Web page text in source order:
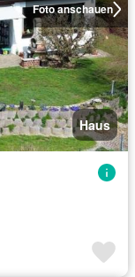
Foto anschauen
Haus